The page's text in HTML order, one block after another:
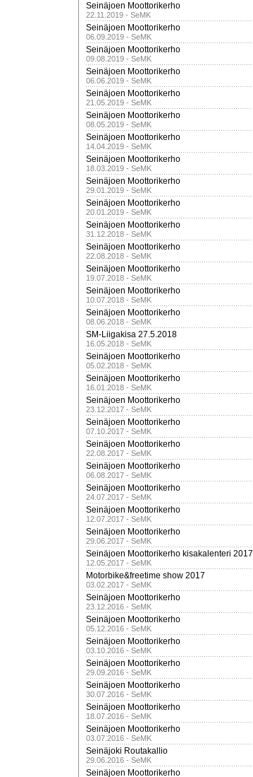
Seinäjoen Moottorikerho
22.11.2019 - SeMK
Seinäjoen Moottorikerho
06.09.2019 - SeMK
Seinäjoen Moottorikerho
09.08.2019 - SeMK
Seinäjoen Moottorikerho
06.06.2019 - SeMK
Seinäjoen Moottorikerho
21.05.2019 - SeMK
Seinäjoen Moottorikerho
08.05.2019 - SeMK
Seinäjoen Moottorikerho
14.04.2019 - SeMK
Seinäjoen Moottorikerho
18.03.2019 - SeMK
Seinäjoen Moottorikerho
29.01.2019 - SeMK
Seinäjoen Moottorikerho
20.01.2019 - SeMK
Seinäjoen Moottorikerho
31.12.2018 - SeMK
Seinäjoen Moottorikerho
22.08.2018 - SeMK
Seinäjoen Moottorikerho
19.07.2018 - SeMK
Seinäjoen Moottorikerho
10.07.2018 - SeMK
Seinäjoen Moottorikerho
08.06.2018 - SeMK
SM-Liigakisa 27.5.2018
16.05.2018 - SeMK
Seinäjoen Moottorikerho
05.02.2018 - SeMK
Seinäjoen Moottorikerho
16.01.2018 - SeMK
Seinäjoen Moottorikerho
23.12.2017 - SeMK
Seinäjoen Moottorikerho
07.10.2017 - SeMK
Seinäjoen Moottorikerho
22.08.2017 - SeMK
Seinäjoen Moottorikerho
06.08.2017 - SeMK
Seinäjoen Moottorikerho
24.07.2017 - SeMK
Seinäjoen Moottorikerho
12.07.2017 - SeMK
Seinäjoen Moottorikerho
29.06.2017 - SeMK
Seinäjoen Moottorikerho kisakalenteri 2017
12.05.2017 - SeMK
Motorbike&freetime show 2017
03.02.2017 - SeMK
Seinäjoen Moottorikerho
23.12.2016 - SeMK
Seinäjoen Moottorikerho
05.12.2016 - SeMK
Seinäjoen Moottorikerho
03.10.2016 - SeMK
Seinäjoen Moottorikerho
29.09.2016 - SeMK
Seinäjoen Moottorikerho
30.07.2016 - SeMK
Seinäjoen Moottorikerho
18.07.2016 - SeMK
Seinäjoen Moottorikerho
03.07.2016 - SeMK
Seinäjoki Routakallio
29.06.2016 - SeMK
Seinäjoen Moottorikerho